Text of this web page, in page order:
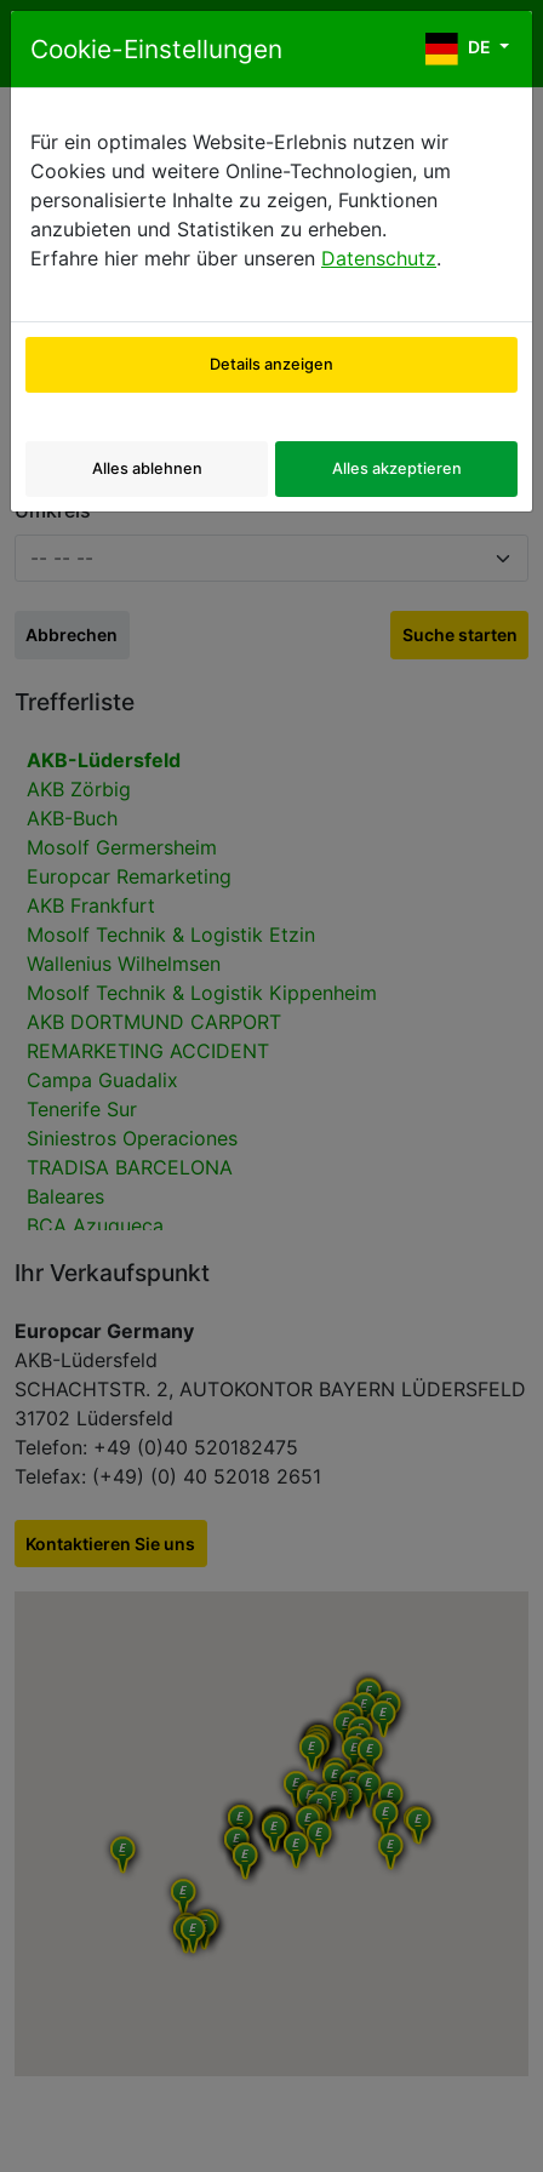
Zum Inhalt springen
Cookie-Einstellungen DE
Für ein optimales Website-Erlebnis nutzen wir
Cookies und weitere Online-Technologien, um
personalisierte Inhalte zu zeigen, Funktionen
anzubieten und Statistiken zu erheben.
Erfahre hier mehr über unseren Datenschutz.
Details anzeigen
Alles ablehnen Alles akzeptieren
DE
Verkaufszentren
Bitte geben Sie die Zieladresse ein.
Umkreis
Abbrechen Suche starten
Trefferliste
AKB-Lüdersfeld
AKB Zörbig
AKB-Buch
Mosolf Germersheim
Europcar Remarketing
AKB Frankfurt
Mosolf Technik & Logistik Etzin
Wallenius Wilhelmsen
Mosolf Technik & Logistik Kippenheim
AKB DORTMUND CARPORT
REMARKETING ACCIDENT
Campa Guadalix
Tenerife Sur
Siniestros Operaciones
TRADISA BARCELONA
Baleares
BCA Azuqueca
Bergé Ciempozuelos
CAMPA MTA DAGANZO VO
Bergé Tarragona
Siniestros V.O.
Campa Remarketing CAMPA ALICANTE
Lanzarote
Fuerteventura
Tenerife Norte
M300 CarPark
GUADALIX ALCALA
2ndMove Evry (Paris Sud)
2ndMove Perpignan
2ndMove Montpellier
2ndMove TEA LE MEUX
2ndMove TEA CERTINES
Ihr Verkaufspunkt
Europcar Germany
AKB-Lüdersfeld
SCHACHTSTR. 2, AUTOKONTOR BAYERN LÜDERSFELD
31702 Lüdersfeld
Telefon: +49 (0)40 520182475
Telefax: (+49) (0) 40 52018 2651
Kontaktieren Sie uns